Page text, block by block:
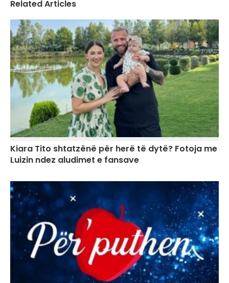
Related Articles
Kiara Tito shtatzënë për herë të dytë? Fotoja me
Luizin ndez aludimet e fansave